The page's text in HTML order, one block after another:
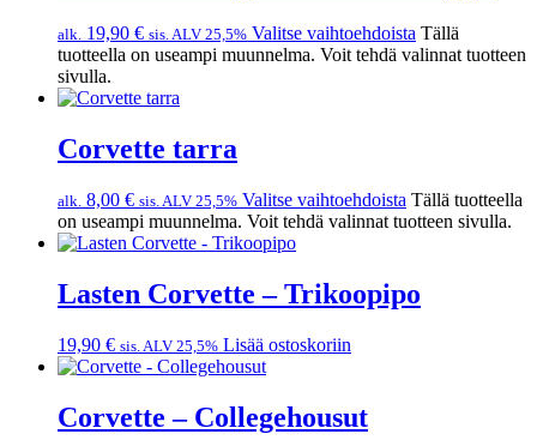
alk. 19,90 € sis. ALV 25,5% Valitse vaihtoehdoista Tällä
tuotteella on useampi muunnelma. Voit tehdä valinnat tuotteen
sivulla.
Corvette tarra
alk. 8,00 € sis. ALV 25,5% Valitse vaihtoehdoista Tällä tuotteella
on useampi muunnelma. Voit tehdä valinnat tuotteen sivulla.
Lasten Corvette – Trikoopipo
19,90 € sis. ALV 25,5% Lisää ostoskoriin
Corvette – Collegehousut